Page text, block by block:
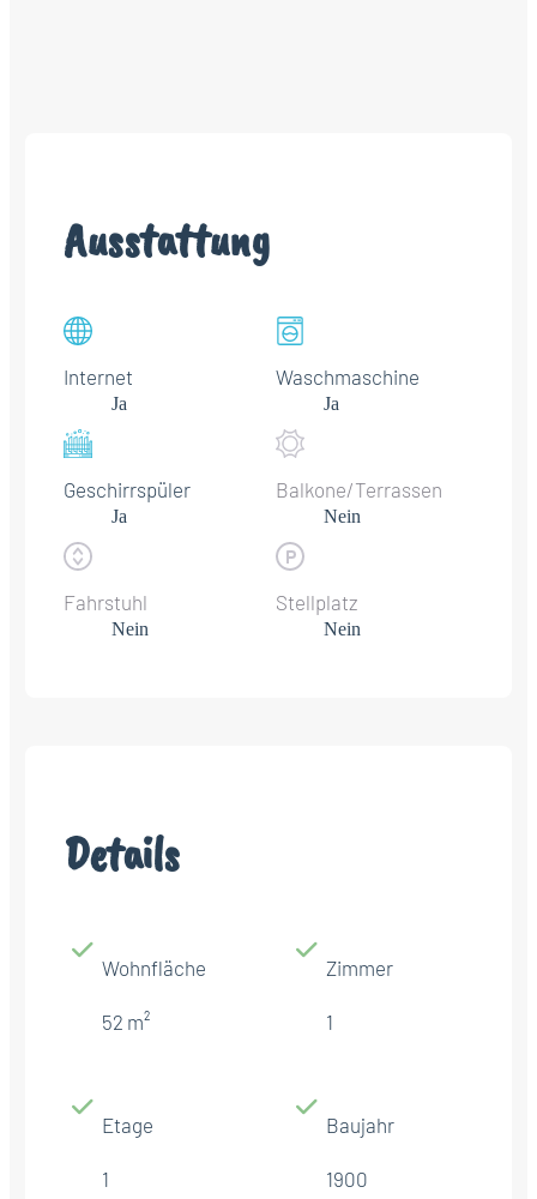
Ausstattung
Internet
Ja
Waschmaschine
Ja
Geschirrspüler
Ja
Balkone/Terrassen
Nein
Fahrstuhl
Nein
Stellplatz
Nein
Details
Wohnfläche
52 m²
Zimmer
1
Etage
1
Baujahr
1900